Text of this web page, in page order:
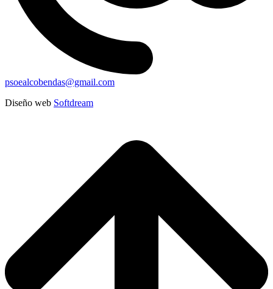
psoealcobendas@gmail.com
Diseño web Softdream